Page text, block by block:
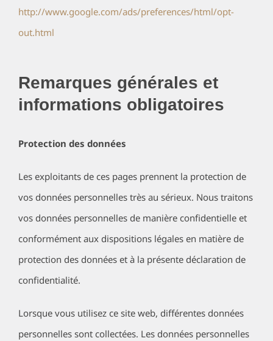
http://www.google.com/ads/preferences/html/opt-
out.html
Remarques générales et
informations obligatoires
Protection des données
Les exploitants de ces pages prennent la protection de
vos données personnelles très au sérieux. Nous traitons
vos données personnelles de manière confidentielle et
conformément aux dispositions légales en matière de
protection des données et à la présente déclaration de
confidentialité.
Lorsque vous utilisez ce site web, différentes données
personnelles sont collectées. Les données personnelles